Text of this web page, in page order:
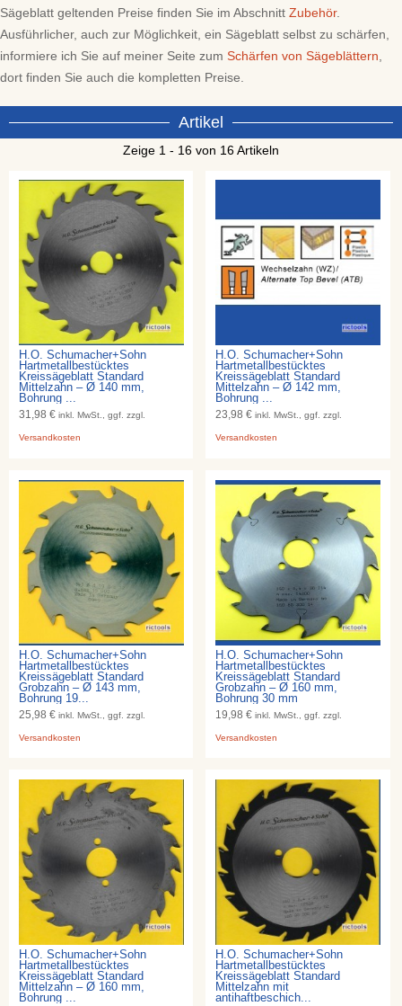
Sägeblatt geltenden Preise finden Sie im Abschnitt Zubehör.
Ausführlicher, auch zur Möglichkeit, ein Sägeblatt selbst zu schärfen,
informiere ich Sie auf meiner Seite zum Schärfen von Sägeblättern
dort finden Sie auch die kompletten Preise.
Artikel
Zeige 1 - 16 von 16 Artikeln
H.O. Schumacher+Sohn
Hartmetallbestücktes
Kreissägeblatt Standard
Mittelzahn – Ø 140 mm,
Bohrung ...
31,98 € inkl. MwSt., ggf. zzgl.
Versandkosten
H.O. Schumacher+Sohn
Hartmetallbestücktes
Kreissägeblatt Standard
Mittelzahn – Ø 142 mm,
Bohrung ...
23,98 €inkl. MwSt., ggf. zzgl.
Versandkosten
H.O. Schumacher+Sohn
Hartmetallbestücktes
Kreissägeblatt Standard
Grobzahn – Ø 143 mm,
Bohrung 19...
25,98 € inkl. MwSt., ggf. zzgl.
Versandkosten
H.O. Schumacher+Sohn
Hartmetallbestücktes
Kreissägeblatt Standard
Grobzahn – Ø 160 mm,
Bohrung 30 mm
19,98 €inkl. MwSt., ggf. zzgl.
Versandkosten
H.O. Schumacher+Sohn
Hartmetallbestücktes
Kreissägeblatt Standard
Mittelzahn – Ø 160 mm,
Bohrung ...
H.O. Schumacher+Sohn
Hartmetallbestücktes
Kreissägeblatt Standard
Mittelzahn mit
antihaftbeschich...